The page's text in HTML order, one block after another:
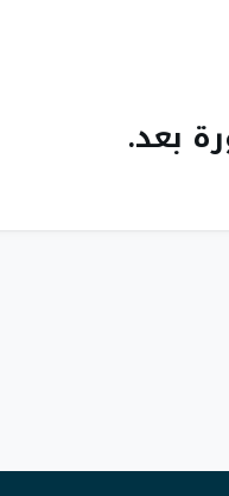
بعد.